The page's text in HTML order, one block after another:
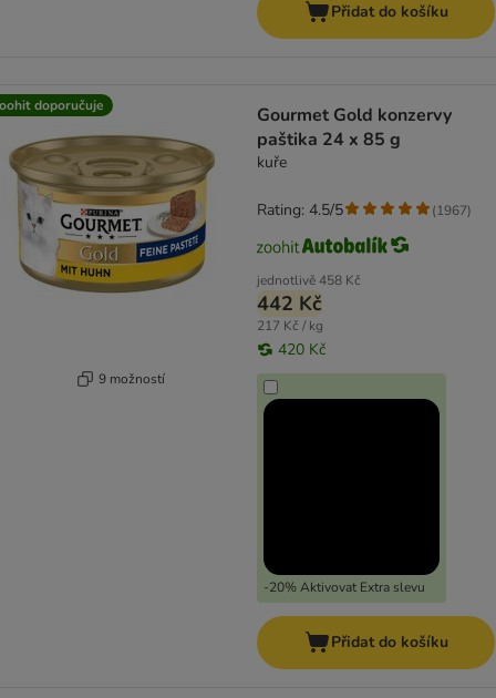
Přidat do košíku
doporučuje
9 možností
Gourmet Gold konzervy
paštika 24 x 85 g
kuře
jednotlivě458 Kč
442 Kč
217 Kč / kg
420 Kč
-20% Aktivovat Extra slevu
Rating: 4.5/5 (1967)
Přidat do košíku